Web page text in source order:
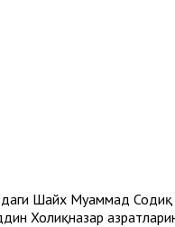
Шайх Муҳаммад
Холиқназар